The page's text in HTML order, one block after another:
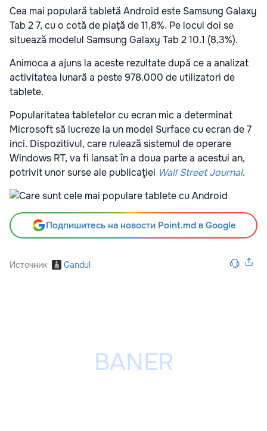
Cea mai populară tabletă Android este Samsung Galaxy
Tab 2 7, cu o cotă de piaţă de 11,8%. Pe locul doi se
situează modelul Samsung Galaxy Tab 2 10.1 (8,3%).
Animoca a ajuns la aceste rezultate după ce a analizat
activitatea lunară a peste 978.000 de utilizatori de
tablete.
Popularitatea tabletelor cu ecran mic a determinat
Microsoft să lucreze la un model Surface cu ecran de 7
inci. Dispozitivul, care rulează sistemul de operare
Windows RT, va fi lansat în a doua parte a acestui an,
potrivit unor surse ale publicaţiei Wall Street Journal.
Подпишитесь на новости Point.md в Google
Источник Gandul